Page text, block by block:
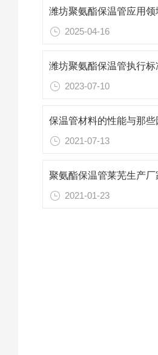
2025-04-16
2023-07-10
2021-07-13
2021-01-23